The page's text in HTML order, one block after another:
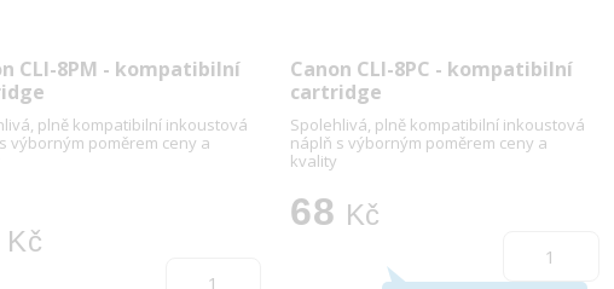
CLI-8PM - kompatibilní
plně kompatibilní inkoustová
výborným poměrem ceny a
Kč
Canon CLI-8PC - kompatibilní
cartridge
Spolehlivá, plně kompatibilní inkoustová
náplň s výborným poměrem ceny a
kvality
68 Kč